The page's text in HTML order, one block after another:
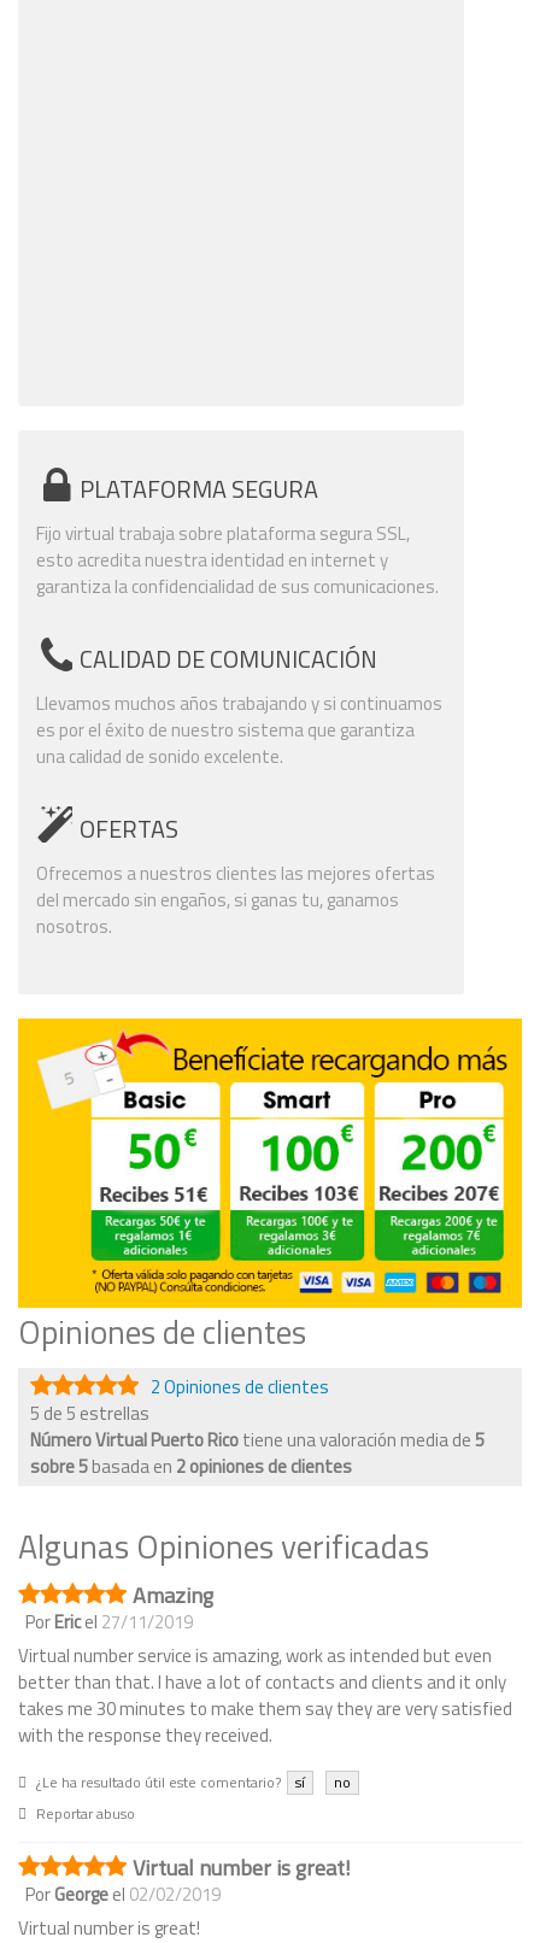
PLATAFORMA SEGURA
Fijo virtual trabaja sobre plataforma segura SSL,
esto acredita nuestra identidad en internet y
garantiza la confidencialidad de sus comunicaciones.
CALIDAD DE COMUNICACIÓN
Llevamos muchos años trabajando y si continuamos
es por el éxito de nuestro sistema que garantiza
una calidad de sonido excelente.
OFERTAS
Ofrecemos a nuestros clientes las mejores ofertas
del mercado sin engaños, si ganas tu, ganamos
nosotros.
Opiniones de clientes
2 Opiniones de clientes
5 de 5 estrellas
Número Virtual Puerto Ricotiene una valoración media de5
sobre5basada en 2opiniones de clientes
Algunas Opiniones verificadas
Amazing
PorEricel 27/11/2019
Virtual number service is amazing, work as intended but even
better than that. I have a lot of contacts and clients and it only
takes me 30 minutes to make them say they are very satisfied
with the response they received.
¿Le ha resultado útil este comentario? sí
no
Reportar abuso
Virtual number is great!
PorGeorgeel 02/02/2019
Virtual number is great!